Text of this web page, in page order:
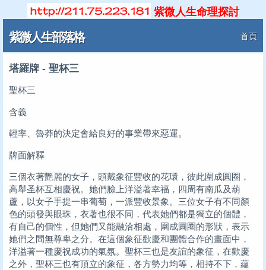
紫微人生命理探討
紫微人生部落格 首頁
塔羅牌 - 聖杯三
聖杯三
含義
輕率、魯莽的決定會給良好的事業帶來惡運。
牌面解釋
三個衣著艷麗的女子，頭戴象征豐收的花環，彼此圍成圓圈，
高舉圣杯互相慶祝。她們臉上洋溢著幸福，四周有南瓜及葫
蘆，以女子手提一串葡萄，一派豐收景象。三位女子有不同顏
色的頭發與眼珠，衣著也很不同，代表她們都是獨立的個體，
有自己的個性，但她們又能融洽相處，圍成圓圈的形狀，表示
她們之間無尊卑之分。在這個象征歡慶和團體合作的畫面中，
洋溢著一種慶祝成功的氣氛。聖杯三也是友誼的象征，在歡慶
之外，聖杯三也有頂立的象征，各方勢力均等，相持不下，蘊